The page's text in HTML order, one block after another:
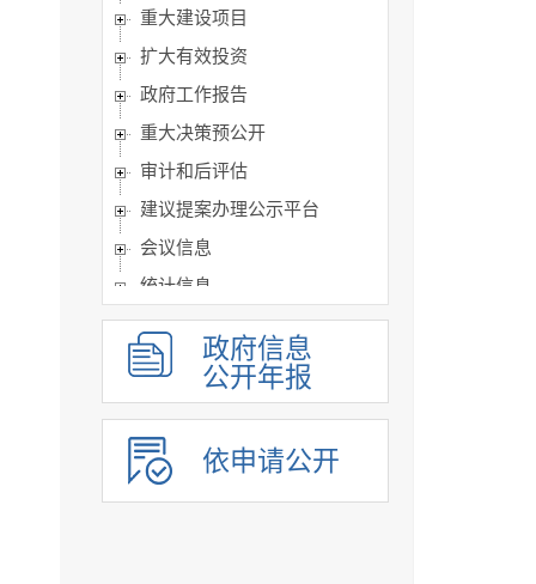
重大建设项目
扩大有效投资
政府工作报告
重大决策预公开
审计和后评估
建议提案办理公示平台
会议信息
统计信息
行政许可和其他对外管理...
行政处罚及强制
财政信息
政府采购
民生领域信息公开
政府信息
公开年报
依申请公开